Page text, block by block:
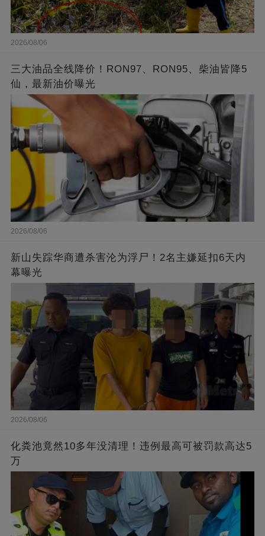
2026/08/06
三大油品全线降价！RON97、RON95、柴油皆降5
仙，最新油价曝光
2026/08/06
新山失踪华商遭杀害沦为浮尸！2名主嫌延扣6天内
幕曝光
2026/08/06
化粪池竟然10多年没清理！违例最高可被罚款高达5
万